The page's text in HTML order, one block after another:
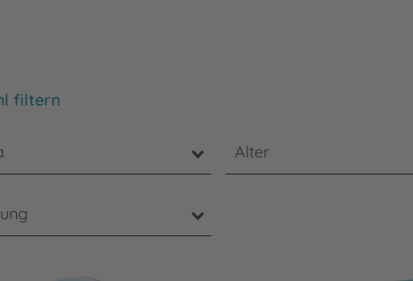
Sie, dass die Benutzung der nachstehenden
filtern
Alter